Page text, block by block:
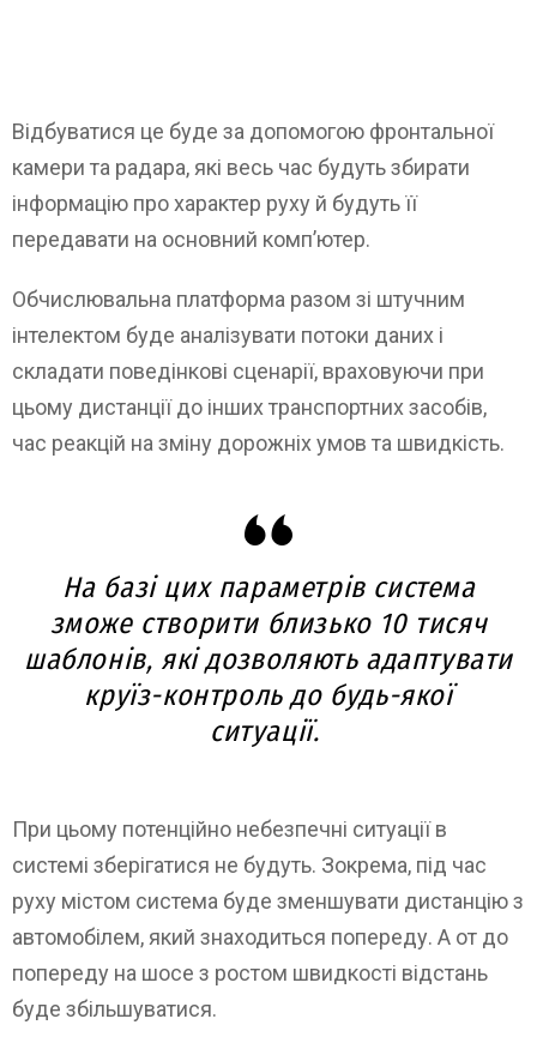
Відбуватися це буде за допомогою фронтальної
камери та радара, які весь час будуть збирати
інформацію про характер руху й будуть її
передавати на основний комп’ютер.
Обчислювальна платформа разом зі штучним
інтелектом буде аналізувати потоки даних і
складати поведінкові сценарії, враховуючи при
цьому дистанції до інших транспортних засобів,
час реакцій на зміну дорожніх умов та швидкість.
На базі цих параметрів система
зможе створити близько 10 тисяч
шаблонів, які дозволяють адаптувати
круїз-контроль до будь-якої
ситуації.
При цьому потенційно небезпечні ситуації в
системі зберігатися не будуть. Зокрема, під час
руху містом система буде зменшувати дистанцію з
автомобілем, який знаходиться попереду. А от до
попереду на шосе з ростом швидкості відстань
буде збільшуватися.